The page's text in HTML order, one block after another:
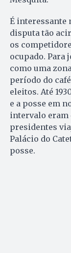
É interessante
disputa tão
os
ocupado. Para
como uma
período do
eleitos. Até
e a posse em
intervalo eram
presidentes
Palácio do
posse.